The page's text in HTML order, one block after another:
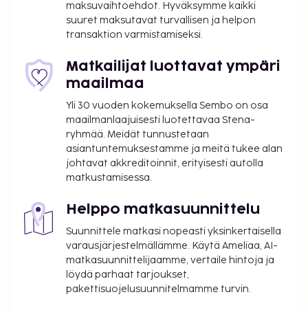
maksuvaihtoehdot. Hyväksymme kaikki
suuret maksutavat turvallisen ja helpon
transaktion varmistamiseksi.
Matkailijat luottavat ympäri
maailmaa
Yli 30 vuoden kokemuksella Sembo on osa
maailmanlaajuisesti luotettavaa Stena-
ryhmää. Meidät tunnustetaan
asiantuntemuksestamme ja meitä tukee alan
johtavat akkreditoinnit, erityisesti autolla
matkustamisessa.
Helppo matkasuunnittelu
Suunnittele matkasi nopeasti yksinkertaisella
varausjärjestelmällämme. Käytä Ameliaa, AI-
matkasuunnittelijaamme, vertaile hintoja ja
löydä parhaat tarjoukset,
pakettisuojelusuunnitelmamme turvin.